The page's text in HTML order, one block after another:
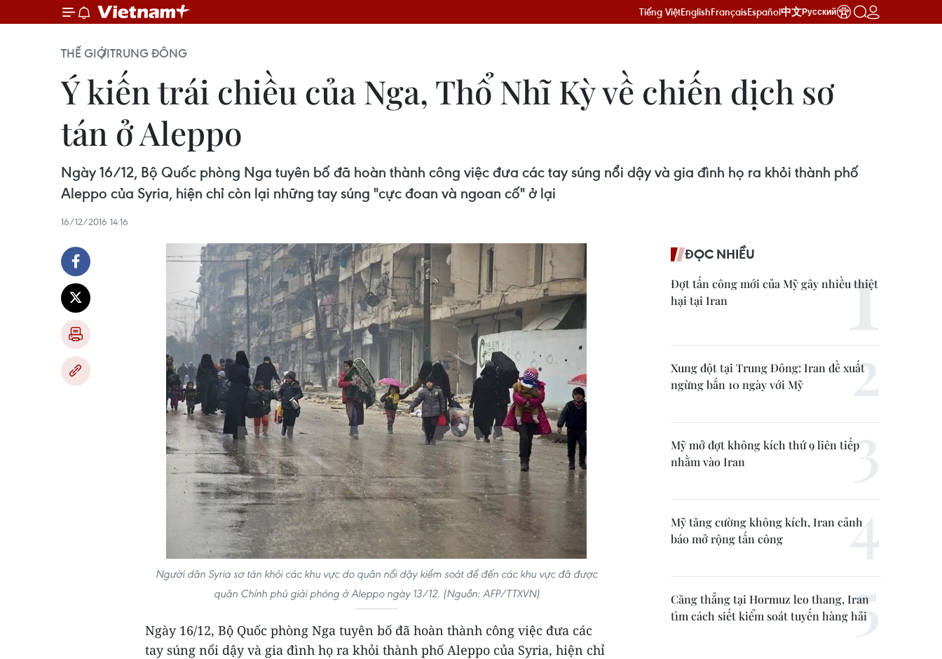
Tiếng ViệtEnglishFrançaisEspañol中文Русский
THẾ GIỚITRUNG ĐÔNG
Ý kiến trái chiều của Nga, Thổ Nhĩ Kỳ về chiến dịch sơ
tán ở Aleppo
Ngày 16/12, Bộ Quốc phòng Nga tuyên bố đã hoàn thành công việc đưa các tay súng nổi dậy và gia đình họ ra khỏi thành phố
Aleppo​ của Syria, hiện chỉ còn lại những tay súng "cực đoan và ngoan cố" ở lại
16/12/2016 14:16
Người dân Syria sơ tán khỏi các khu vực do quân nổi dậy kiểm soát để đến các khu vực đã được
quân Chính phủ giải phóng ở Aleppo ngày 13/12. (Nguồn: AFP/TTXVN)
Ngày 16/12, Bộ Quốc phòng Nga tuyên bố đã hoàn thành công việc đưa các
tay súng nổi dậy và gia đình họ ra khỏi thành phố Aleppo​ của Syria, hiện chỉ
ĐỌC NHIỀU
Đợt tấn công mới của Mỹ gây nhiều thiệt
hại tại Iran
Xung đột tại Trung Đông: Iran đề xuất
ngừng bắn 10 ngày với Mỹ
Mỹ mở đợt không kích thứ 9 liên tiếp
nhằm vào Iran
Mỹ tăng cường không kích, Iran cảnh
báo mở rộng tấn công
Căng thẳng tại Hormuz leo thang, Iran
tìm cách siết kiểm soát tuyến hàng hải